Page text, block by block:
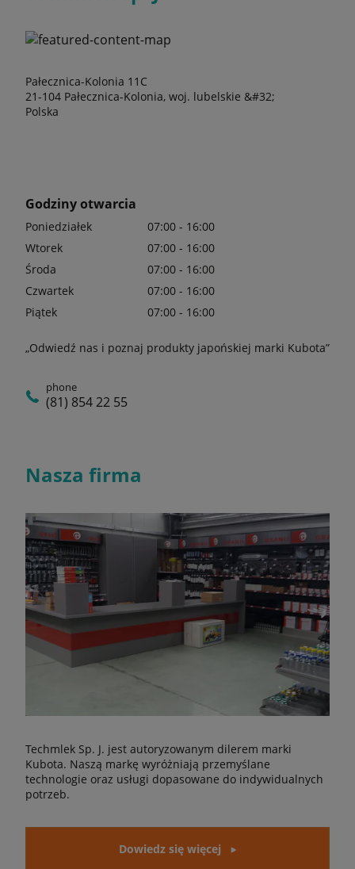
Pałecznica-Kolonia 11C
21-104 Pałecznica-Kolonia, woj. lubelskie &#32;
Polska
Godziny otwarcia
Poniedziałek
07:00 - 16:00
Wtorek
07:00 - 16:00
Środa
07:00 - 16:00
Czwartek
07:00 - 16:00
Piątek
07:00 - 16:00
„Odwiedź nas i poznaj produkty japońskiej marki Kubota”
phone
(81) 854 22 55
Nasza firma
Techmlek Sp. J. jest autoryzowanym dilerem marki
Kubota. Naszą markę wyróżniają przemyślane
technologie oraz usługi dopasowane do indywidualnych
potrzeb.
Dowiedz się więcej